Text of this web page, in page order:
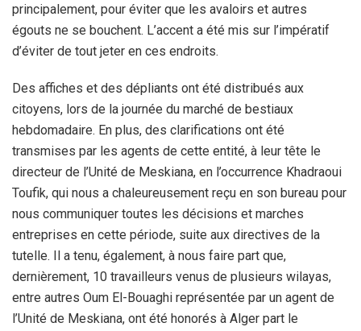
principalement, pour éviter que les avaloirs et autres
égouts ne se bouchent. L’accent a été mis sur l’impératif
d’éviter de tout jeter en ces endroits.
Des affiches et des dépliants ont été distribués aux
citoyens, lors de la journée du marché de bestiaux
hebdomadaire. En plus, des clarifications ont été
transmises par les agents de cette entité, à leur tête le
directeur de l’Unité de Meskiana, en l’occurrence Khadraoui
Toufik, qui nous a chaleureusement reçu en son bureau pour
nous communiquer toutes les décisions et marches
entreprises en cette période, suite aux directives de la
tutelle. Il a tenu, également, à nous faire part que,
dernièrement, 10 travailleurs venus de plusieurs wilayas,
entre autres Oum El-Bouaghi représentée par un agent de
l’Unité de Meskiana, ont été honorés à Alger part le